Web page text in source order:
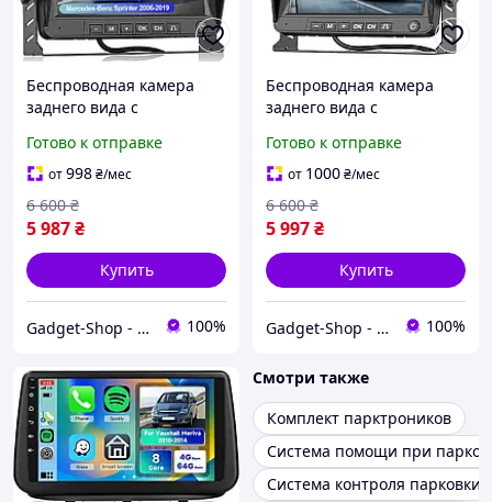
Беспроводная камера
заднего вида с
Mercedes Sprinter 2006-
2019 Podofo A4499,
парковочный комплекс с
Готово к отправке
от998₴/мес
5 987₴
6 600 ₴
Купить
Gadget-Shop - интернет магазин гаджетов и аксессуаров 100%
Беспроводная камера
заднего вида с
Ducato, Peugeot Boxer,
Citroen Jumper 2006-2017
Podofo A4500,
парковочный
Готово к отправке
от 1000₴/мес
5 997₴
6 600 ₴
Купить
Gadget-Shop - интернет магазин гаджетов и аксессуаров 100%
Смотри также
Комплект парктроников
Система помощи при
Система контроля парковки